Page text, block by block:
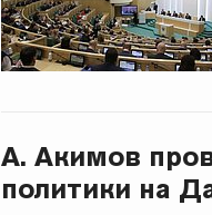
А. Акимов
политики на